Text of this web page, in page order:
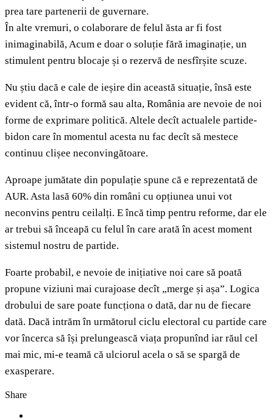
prea tare partenerii de guvernare.
În alte vremuri, o colaborare de felul ăsta ar fi fost
inimaginabilă, Acum e doar o soluție fără imaginație, un
stimulent pentru blocaje și o rezervă de nesfîrșite scuze.
Nu știu dacă e cale de ieșire din această situație, însă este
evident că, într-o formă sau alta, România are nevoie de noi
forme de exprimare politică. Altele decît actualele partide-
bidon care în momentul acesta nu fac decît să mestece
continuu clișee neconvingătoare.
Aproape jumătate din populație spune că e reprezentată de
AUR. Asta lasă 60% din români cu opțiunea unui vot
neconvins pentru ceilalți. E încă timp pentru reforme, dar ele
ar trebui să înceapă cu felul în care arată în acest moment
sistemul nostru de partide.
Foarte probabil, e nevoie de inițiative noi care să poată
propune viziuni mai curajoase decît „merge și așa”. Logica
drobului de sare poate funcționa o dată, dar nu de fiecare
dată. Dacă intrăm în următorul ciclu electoral cu partide care
vor încerca să își prelungească viața propunînd iar răul cel
mai mic, mi-e teamă că ulciorul acela o să se spargă de
exasperare.
Share